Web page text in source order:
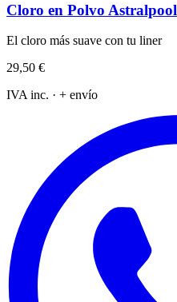
Cloro en Polvo Astralpool
El cloro más suave con tu liner
29,50 €
IVA inc. · + envío